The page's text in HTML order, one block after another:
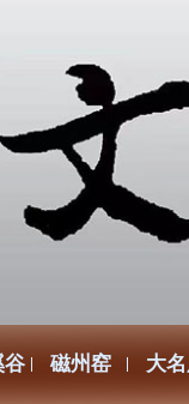
谷 磁州窑 大